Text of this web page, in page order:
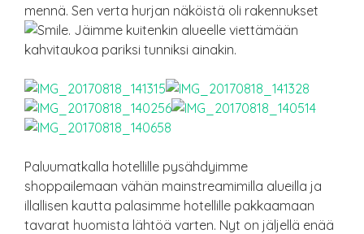
mennä. Sen verta hurjan näköistä oli rakennukset
. Jäimme kuitenkin alueelle viettämään
kahvitaukoa pariksi tunniksi ainakin.
Paluumatkalla hotellille pysähdyimme
shoppailemaan vähän mainstreamimilla alueilla ja
illallisen kautta palasimme hotellille pakkaamaan
tavarat huomista lähtöä varten. Nyt on jäljellä enää